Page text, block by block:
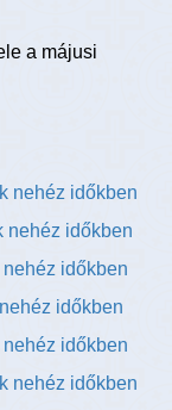
a májusi
nehéz időkben
nehéz időkben
időkben
időkben
időkben
nehéz időkben